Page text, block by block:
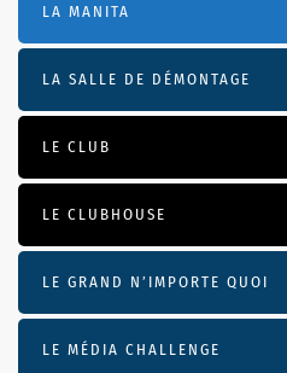
LA MANITA
LA SALLE DE DÉMONTAGE
LE CLUB
LE CLUBHOUSE
LE GRAND N’IMPORTE QUOI
LE MÉDIA CHALLENGE